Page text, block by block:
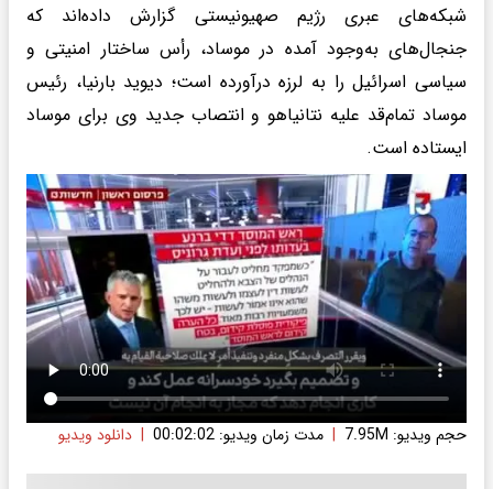
شبکه‌های عبری رژیم صهیونیستی گزارش داده‌اند که
جنجال‌های به‌وجود آمده در موساد، رأس ساختار امنیتی و
سیاسی اسرائیل را به لرزه درآورده است؛ دیوید بارنیا، رئیس
موساد تمام‌قد علیه نتانیاهو و انتصاب جدید وی برای موساد
ایستاده است.
حجم ویدیو: 7.95M | مدت زمان ویدیو: 00:02:02 | دانلود ویدیو